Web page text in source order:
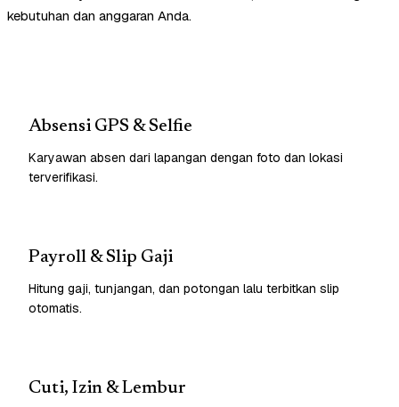
kebutuhan dan anggaran Anda.
Absensi GPS & Selfie
Karyawan absen dari lapangan dengan foto dan lokasi
terverifikasi.
Payroll & Slip Gaji
Hitung gaji, tunjangan, dan potongan lalu terbitkan slip
otomatis.
Cuti, Izin & Lembur